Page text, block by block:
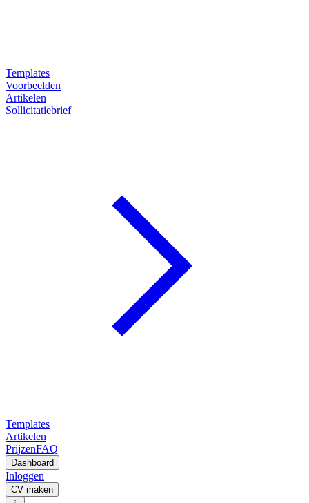
Templates
Voorbeelden
Artikelen
Sollicitatiebrief
Templates
Artikelen
PrijzenFAQ
Dashboard
Inloggen
CV maken